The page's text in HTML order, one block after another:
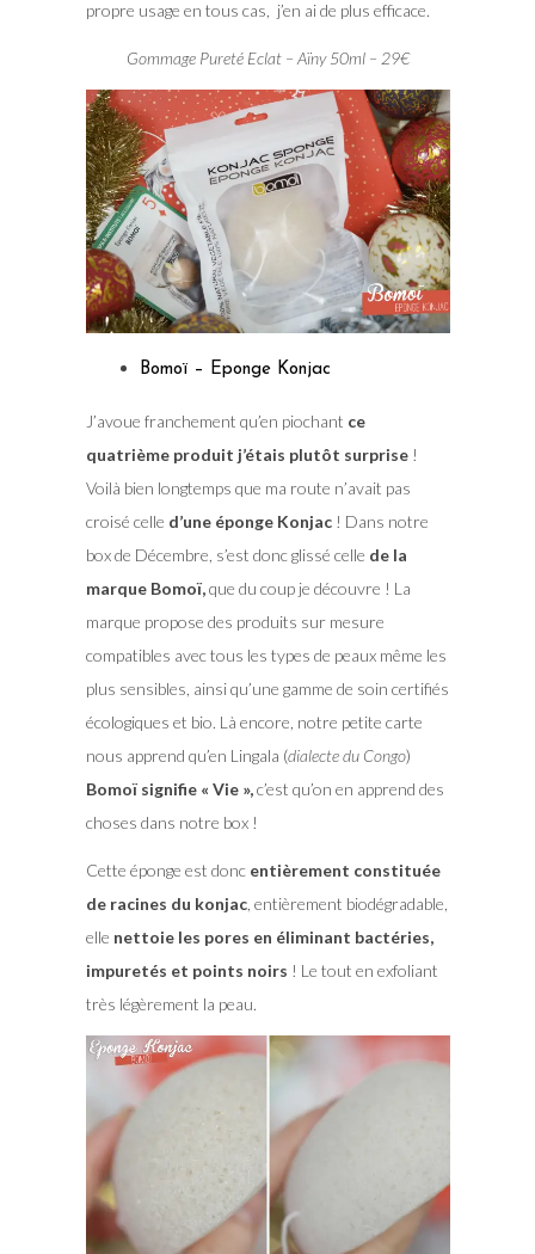
propre usage en tous cas, j’en ai de plus efficace.
Gommage Pureté Eclat – Aïny 50ml – 29€
Bomoï – Eponge Konjac
J’avoue franchement qu’en piochant ce
quatrième produit j’étais plutôt surprise!
Voilà bien longtemps que ma route n’avait pas
croisé celle d’une éponge Konjac! Dans notre
box de Décembre, s’est donc glissé celle de la
marque Bomoï,que du coup je découvre ! La
marque propose des produits sur mesure
compatibles avec tous les types de peaux même les
plus sensibles, ainsi qu’une gamme de soin certifiés
écologiques et bio. Là encore, notre petite carte
nous apprend qu’en Lingala (dialecte du Congo)
Bomoï signifie « Vie »,c’est qu’on en apprend des
choses dans notre box !
Cette éponge est donc entièrement constituée
de racines du konjac, entièrement biodégradable,
elle nettoie les pores en éliminant bactéries,
impuretés et points noirs ! Le tout en exfoliant
très légèrement la peau.